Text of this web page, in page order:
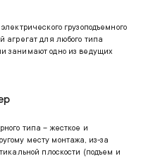
грузоподъемного
агрегат для любого типа
занимают одно из ведущих
типа – жесткое и
месту монтажа, из-за
плоскости (подъем и